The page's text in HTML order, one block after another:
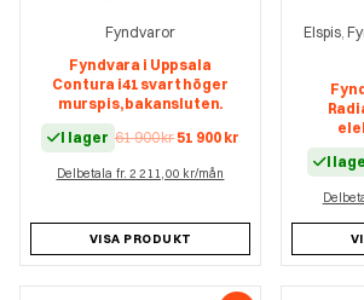
Fyndvaror
Fyndvara i Uppsala
Contura i41 svart höger
murspis, bakansluten.
I lager 61 900krDet
priset
900 kr.
51 900 krDet
nuvarande
Delbetala fr. 2 211,00 kr/mån
VISA PRODUKT
Elspis,
I